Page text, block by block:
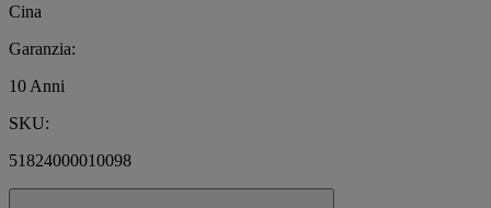
Cina
Garanzia:
10 Anni
SKU:
51824000010098